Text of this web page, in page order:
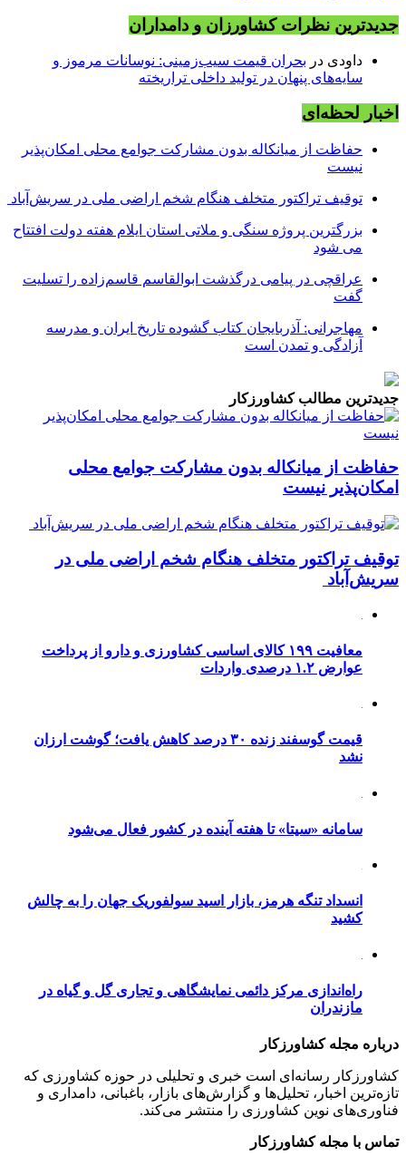
جدیدترین نظرات کشاورزان و دامداران
داودی در بحران قیمت سیب‌زمینی: نوسانات مرموز و
سایه‌های پنهان در تولید داخلی تراریخته
اخبار لحظه‌ای
حفاظت از میانکاله بدون مشارکت جوامع محلی امکان‌پذیر
نیست
توقیف تراکتور متخلف هنگام شخم اراضی ملی در سریش‌آباد
بزرگترین پروژه سنگی و ملاتی استان ایلام هفته دولت افتتاح
می شود
عراقچی در پیامی درگذشت ابوالقاسم قاسم‌زاده را تسلیت
گفت
مهاجرانی: آذربایجان کتاب گشوده تاریخ ایران و مدرسه
آزادگی و تمدن است
جدیدترین مطالب کشاورزکار
حفاظت از میانکاله بدون مشارکت جوامع محلی
امکان‌پذیر نیست
توقیف تراکتور متخلف هنگام شخم اراضی ملی در
سریش‌آباد
معافیت ۱۹۹ کالای اساسی کشاورزی و دارو از پرداخت
عوارض ۱.۲ درصدی واردات
قیمت گوسفند زنده ۳۰ درصد کاهش یافت؛ گوشت ارزان
نشد
سامانه «سیتا» تا هفته آینده در کشور فعال می‌شود
انسداد تنگه هرمز، بازار اسید سولفوریک جهان را به چالش
کشید
راه‌اندازی مرکز دائمی نمایشگاهی و تجاری گل و گیاه در
مازندران
درباره مجله کشاورزکار
کشاورزکار رسانه‌ای است خبری و تحلیلی در حوزه کشاورزی که
تازه‌ترین اخبار، تحلیل‌ها و گزارش‌های بازار، باغبانی، دامداری و
فناوری‌های نوین کشاورزی را منتشر می‌کند.
تماس با مجله کشاورزکار